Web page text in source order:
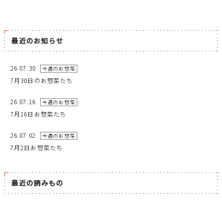
最近のお知らせ
26.07.30 今週のお惣菜
7月30日のお惣菜たち
26.07.16 今週のお惣菜
7月16日お惣菜たち
26.07.02 今週のお惣菜
7月2日お惣菜たち
最近の読みもの